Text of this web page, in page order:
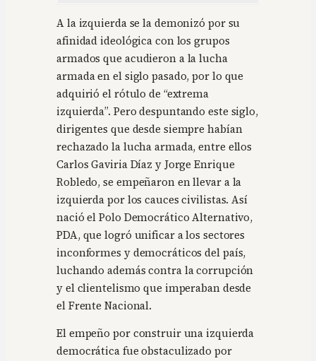
A la izquierda se la demonizó por su
afinidad ideológica con los grupos
armados que acudieron a la lucha
armada en el siglo pasado, por lo que
adquirió el rótulo de “extrema
izquierda”. Pero despuntando este siglo,
dirigentes que desde siempre habían
rechazado la lucha armada, entre ellos
Carlos Gaviria Díaz y Jorge Enrique
Robledo, se empeñaron en llevar a la
izquierda por los cauces civilistas. Así
nació el Polo Democrático Alternativo,
PDA, que logró unificar a los sectores
inconformes y democráticos del país,
luchando además contra la corrupción
y el clientelismo que imperaban desde
el Frente Nacional.
El empeño por construir una izquierda
democrática fue obstaculizado por